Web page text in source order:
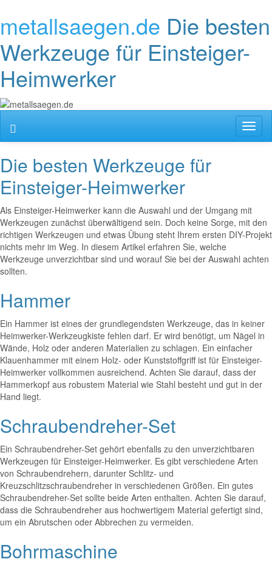
metallsaegen.de Die besten
Werkzeuge für Einsteiger-
Heimwerker
Die besten Werkzeuge für
Einsteiger-Heimwerker
Als Einsteiger-Heimwerker kann die Auswahl und der Umgang mit
Werkzeugen zunächst überwältigend sein. Doch keine Sorge, mit den
richtigen Werkzeugen und etwas Übung steht Ihrem ersten DIY-Projekt
nichts mehr im Weg. In diesem Artikel erfahren Sie, welche
Werkzeuge unverzichtbar sind und worauf Sie bei der Auswahl achten
sollten.
Hammer
Ein Hammer ist eines der grundlegendsten Werkzeuge, das in keiner
Heimwerker-Werkzeugkiste fehlen darf. Er wird benötigt, um Nägel in
Wände, Holz oder anderen Materialien zu schlagen. Ein einfacher
Klauenhammer mit einem Holz- oder Kunststoffgriff ist für Einsteiger-
Heimwerker vollkommen ausreichend. Achten Sie darauf, dass der
Hammerkopf aus robustem Material wie Stahl besteht und gut in der
Hand liegt.
Schraubendreher-Set
Ein Schraubendreher-Set gehört ebenfalls zu den unverzichtbaren
Werkzeugen für Einsteiger-Heimwerker. Es gibt verschiedene Arten
von Schraubendrehern, darunter Schlitz- und
Kreuzschlitzschraubendreher in verschiedenen Größen. Ein gutes
Schraubendreher-Set sollte beide Arten enthalten. Achten Sie darauf,
dass die Schraubendreher aus hochwertigem Material gefertigt sind,
um ein Abrutschen oder Abbrechen zu vermeiden.
Bohrmaschine